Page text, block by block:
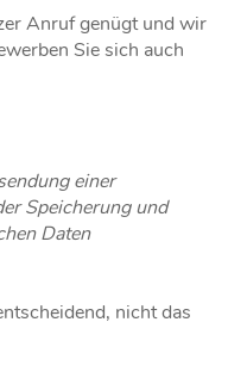
Anruf genügt und wir
Sie sich auch
einer
Speicherung und
Daten
nicht das